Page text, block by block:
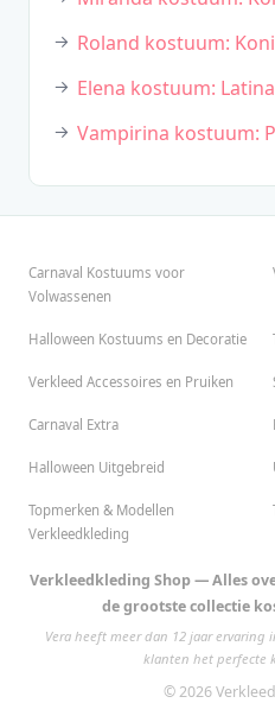
Roland kostuum:
Elena kostuum:
Vampirina kostuum:
Carnaval Kostuums voor
Volwassenen
Halloween Kostuums en Decoratie
Verkleed Accessoires en Pruiken
Carnaval Extra
Halloween Uitgebreid
Topmerken & Modellen
Verkleedkleding
Verkleedkleding Shop — Alles
de grootste collectie
Vera heeft meer dan 12 jaar
klanten het perfecte
© 2026